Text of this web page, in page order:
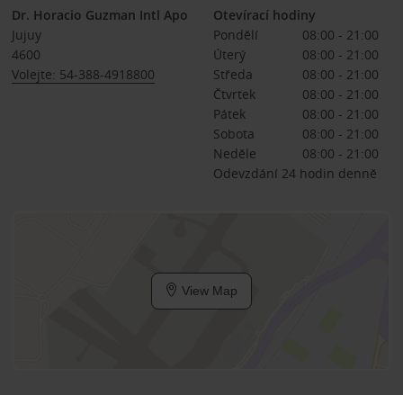
Dr. Horacio Guzman Intl Apo
Jujuy
4600
Volejte: 54-388-4918800
Otevírací hodiny
Pondělí
08:00 - 21:00
Úterý
08:00 - 21:00
Středa
08:00 - 21:00
Čtvrtek
08:00 - 21:00
Pátek
08:00 - 21:00
Sobota
08:00 - 21:00
Neděle
08:00 - 21:00
Odevzdání 24 hodin denně
View Map